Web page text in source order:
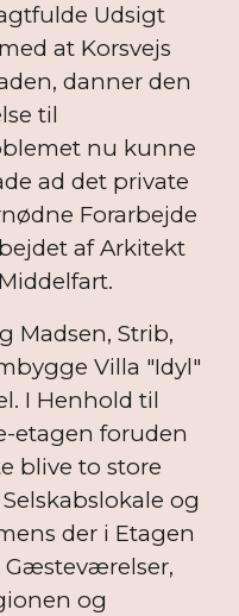
Udsigt
at Korsvejs
danner den
til
nu kunne
ad det private
Forarbejde
af Arkitekt
Madsen, Strib,
Villa "Idyl"
I Henhold til
etagen foruden
blive to store
og
der i Etagen
Gæsteværelser,
og